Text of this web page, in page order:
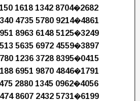
1618 1342 8704�2682
4735 5780 9214�4861
8963 6148 5125�3249
5635 6972 4559�3897
1236 3728 8395�0415
6951 9870 4846�1791
2880 1345 0962�4056
8607 2432 5731�6199